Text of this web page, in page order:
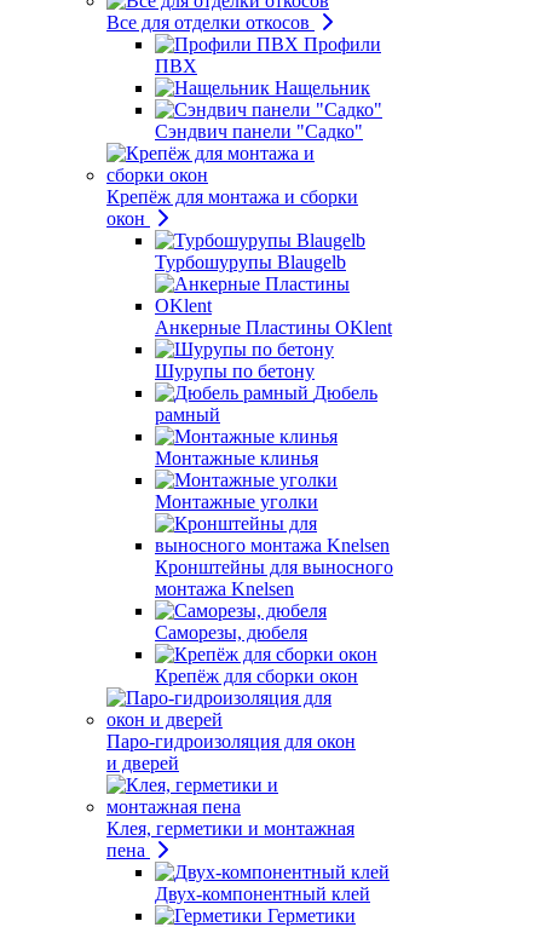
Все для отделки откосов
Профили
ПВХ
Нащельник
Сэндвич панели "Садко"
Крепёж для монтажа и сборки
окон
Турбошурупы Blaugelb
Анкерные Пластины OKlent
Шурупы по бетону
Дюбель
рамный
Монтажные клинья
Монтажные уголки
Кронштейны для выносного
монтажа Knelsen
Саморезы, дюбеля
Крепёж для сборки окон
Паро-гидроизоляция для окон
и дверей
Клея, герметики и монтажная
пена
Двух-компонентный клей
Герметики